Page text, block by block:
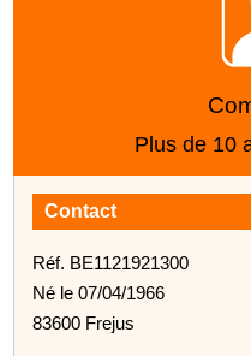
Plus de 10
Contact
Réf. BE1121921300
Né le 07/04/1966
83600 Frejus